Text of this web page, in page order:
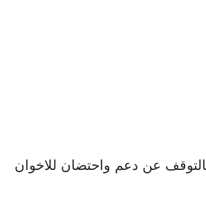
عن دعم واحتضان للاخوان